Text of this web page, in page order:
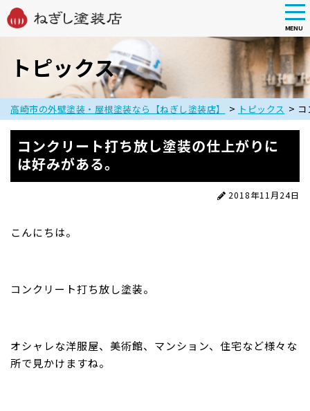
main
MENU
トピックス
高崎市の外壁塗装・屋根塗装なら【ねぎし塗装店】 > トピックス >
コンクリート打ち放し塗装の仕上がりに
は好みがある。
2018年11月24日
こんにちは。
コンクリート打ち放し塗装。
オシャレな洋服屋、美術館、マンション、住宅など様々な
所で見かけますね。